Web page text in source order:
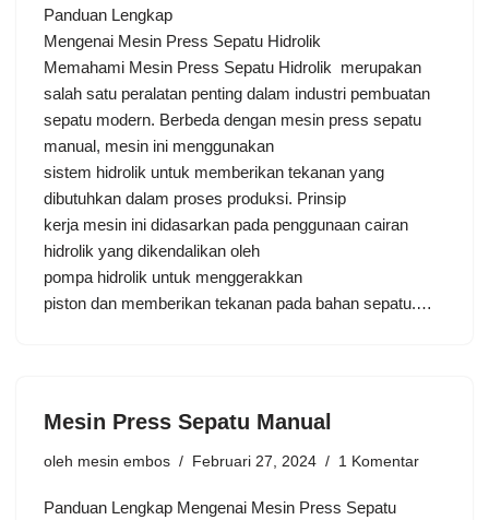
Panduan Lengkap
Mengenai Mesin Press Sepatu Hidrolik
Memahami Mesin Press Sepatu Hidrolik merupakan
salah satu peralatan penting dalam industri pembuatan
sepatu modern. Berbeda dengan mesin press sepatu
manual, mesin ini menggunakan
sistem hidrolik untuk memberikan tekanan yang
dibutuhkan dalam proses produksi. Prinsip
kerja mesin ini didasarkan pada penggunaan cairan
hidrolik yang dikendalikan oleh
pompa hidrolik untuk menggerakkan
piston dan memberikan tekanan pada bahan sepatu.…
Mesin Press Sepatu Manual
oleh mesin embos Februari 27, 2024 1 Komentar
Panduan Lengkap Mengenai Mesin Press Sepatu